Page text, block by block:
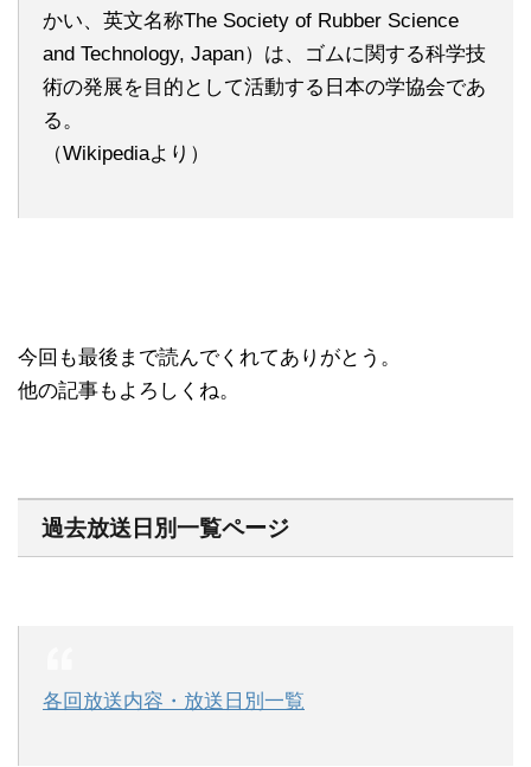
かい、英文名称The Society of Rubber Science
and Technology, Japan）は、ゴムに関する科学技
術の発展を目的として活動する日本の学協会であ
る。
（Wikipediaより）
今回も最後まで読んでくれてありがとう。
他の記事もよろしくね。
過去放送日別一覧ページ
各回放送内容・放送日別一覧